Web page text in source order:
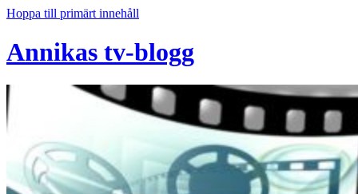
Hoppa till primärt innehåll
Annikas tv-blogg